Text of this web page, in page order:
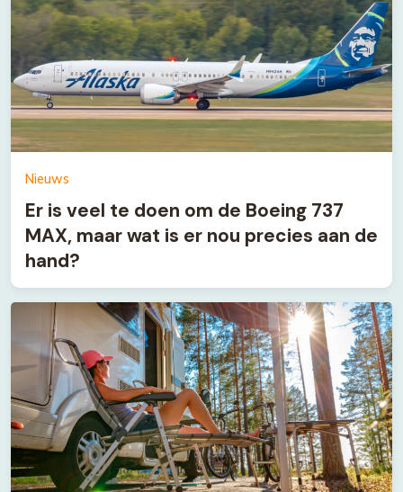
Nieuws
Er is veel te doen om de Boeing 737
MAX, maar wat is er nou precies aan de
hand?